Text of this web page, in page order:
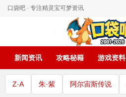
口袋吧 · 专注精灵宝可梦资讯
新闻资讯 攻略秘籍 游戏资料
Z·A 朱·紫 阿尔宙斯传说